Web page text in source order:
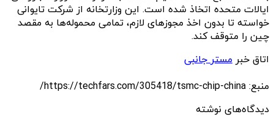
ایالات متحده اتخاذ شده است. این وزارتخانه از شرکت تایوانی
خواسته تا بدون اخذ مجوزهای لازم، تمامی محموله‌ها به مقصد
چین را متوقف کند.
اتاق خبر مستر جانبی
منبع: https://techfars.com/305418/tsmc-chip-china/
دیدگاه‌های نوشته